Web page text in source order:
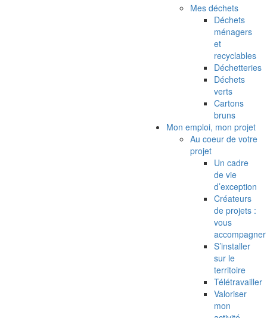
Mes déchets
Déchets
ménagers
et
recyclables
Déchetteries
Déchets
verts
Cartons
bruns
Mon emploi, mon projet
Au coeur de votre
projet
Un cadre
de vie
d’exception
Créateurs
de projets :
vous
accompagner
S’installer
sur le
territoire
Télétravailler
Valoriser
mon